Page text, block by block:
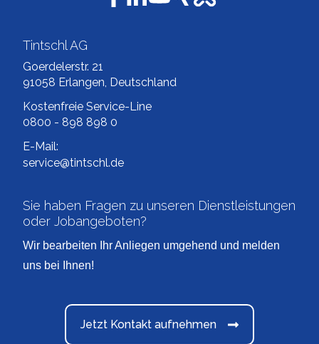
Tintschl AG
Goerdelerstr. 21
91058 Erlangen, Deutschland
Kostenfreie Service-Line
0800 - 898 898 0
E-Mail:
service@tintschl.de
Sie haben Fragen zu unseren Dienstleistungen
oder Jobangeboten?
Wir bearbeiten Ihr Anliegen umgehend und melden
uns bei Ihnen!
Jetzt Kontakt aufnehmen